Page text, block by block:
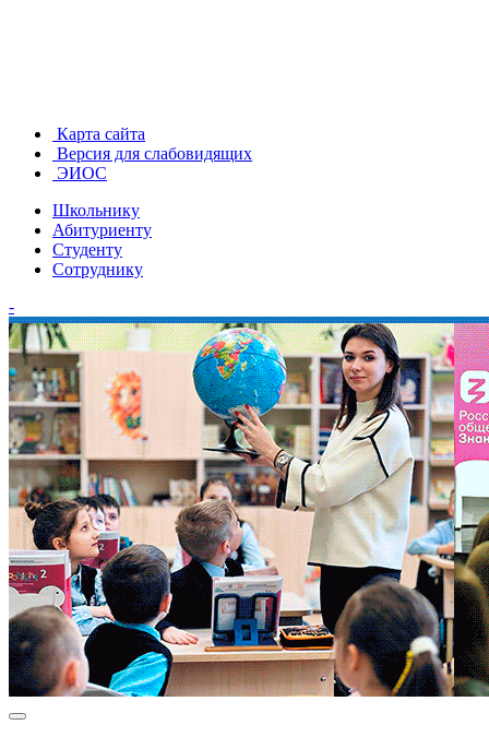
Карта сайта
Версия для слабовидящих
ЭИОС
Школьнику
Абитуриенту
Студенту
Сотруднику
-